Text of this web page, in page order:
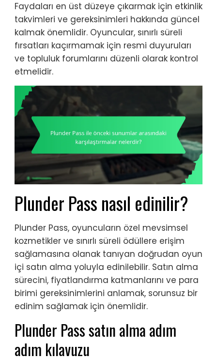
Faydaları en üst düzeye çıkarmak için etkinlik
takvimleri ve gereksinimleri hakkında güncel
kalmak önemlidir. Oyuncular, sınırlı süreli
fırsatları kaçırmamak için resmi duyuruları
ve topluluk forumlarını düzenli olarak kontrol
etmelidir.
Plunder Pass nasıl edinilir?
Plunder Pass, oyuncuların özel mevsimsel
kozmetikler ve sınırlı süreli ödüllere erişim
sağlamasına olanak tanıyan doğrudan oyun
içi satın alma yoluyla edinilebilir. Satın alma
sürecini, fiyatlandırma katmanlarını ve para
birimi gereksinimlerini anlamak, sorunsuz bir
edinim sağlamak için önemlidir.
Plunder Pass satın alma adım
adım kılavuzu